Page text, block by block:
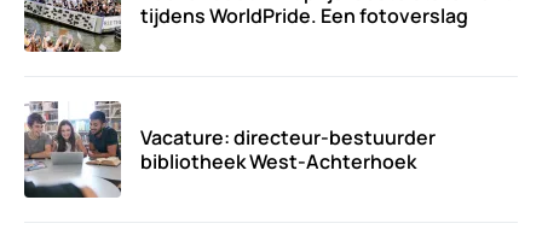
tijdens WorldPride. Een fotoverslag
Vacature: directeur-bestuurder
bibliotheek West-Achterhoek